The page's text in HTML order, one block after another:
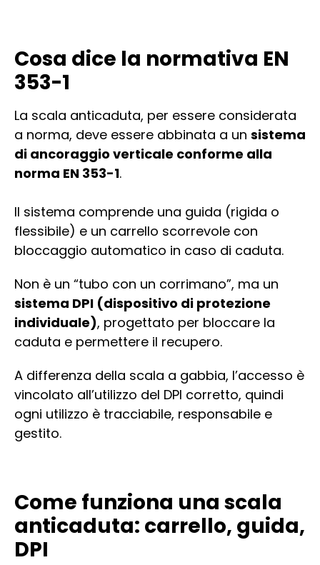
Cosa dice la normativa EN
353-1
La scala anticaduta, per essere considerata
a norma, deve essere abbinata a un sistema
di ancoraggio verticale conforme alla
norma EN 353-1.
Il sistema comprende una guida (rigida o
flessibile) e un carrello scorrevole con
bloccaggio automatico in caso di caduta.
Non è un “tubo con un corrimano”, ma un
sistema DPI (dispositivo di protezione
individuale), progettato per bloccare la
caduta e permettere il recupero.
A differenza della scala a gabbia, l’accesso è
vincolato all’utilizzo del DPI corretto, quindi
ogni utilizzo è tracciabile, responsabile e
gestito.
Come funziona una scala
anticaduta: carrello, guida,
DPI